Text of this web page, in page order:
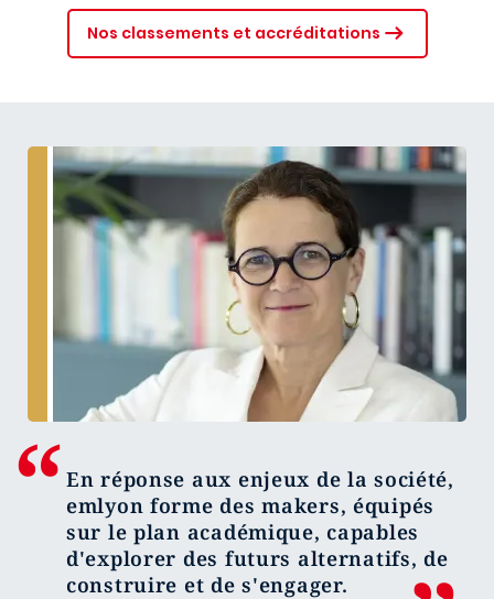
Nos classements et accréditations
En réponse aux enjeux de la société,
emlyon forme des makers, équipés
sur le plan académique, capables
d'explorer des futurs alternatifs, de
construire et de s'engager.